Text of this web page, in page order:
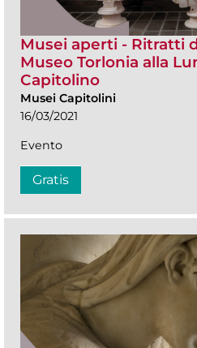
Musei aperti - Ritratti
Museo Torlonia alla
Capitolino
Musei Capitolini
16/03/2021
Evento
Gratis